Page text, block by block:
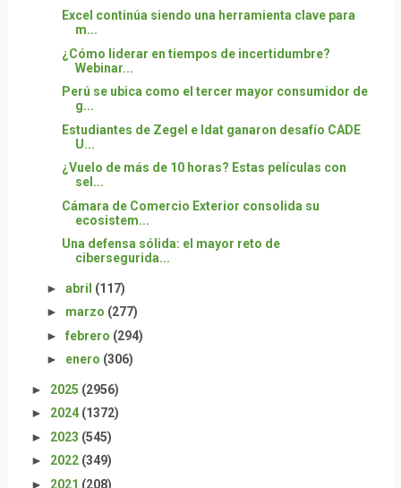
Excel continúa siendo una herramienta clave para
m...
¿Cómo liderar en tiempos de incertidumbre?
Webinar...
Perú se ubica como el tercer mayor consumidor de
g...
Estudiantes de Zegel e Idat ganaron desafío CADE
U...
¿Vuelo de más de 10 horas? Estas películas con
sel...
Cámara de Comercio Exterior consolida su
ecosistem...
Una defensa sólida: el mayor reto de
cibersegurida...
► abril (117)
► marzo (277)
► febrero (294)
► enero (306)
► 2025 (2956)
► 2024 (1372)
► 2023 (545)
► 2022 (349)
► 2021 (208)